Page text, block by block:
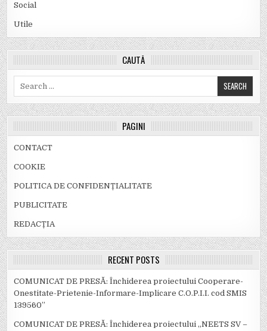
Social
Utile
CAUTĂ
PAGINI
CONTACT
COOKIE
POLITICA DE CONFIDENȚIALITATE
PUBLICITATE
REDACȚIA
RECENT POSTS
COMUNICAT DE PRESĂ: Închiderea proiectului Cooperare-
Onestitate-Prietenie-Informare-Implicare C.O.P.I.I. cod SMIS
139560”
COMUNICAT DE PRESĂ: Închiderea proiectului „NEETS SV –